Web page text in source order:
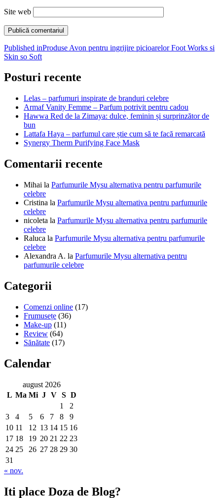
Site web
Navigare
în
articole
Published inProduse Avon pentru ingrijire picioarelor Foot Works si
Skin so Soft
Posturi recente
Lelas – parfumuri inspirate de branduri celebre
Armaf Vanity Femme – Parfum potrivit pentru cadou
Hawwa Red de la Zimaya: dulce, feminin și surprinzător de
bun
Lattafa Haya – parfumul care știe cum să te facă remarcată
Synergy Therm Purifying Face Mask
Comentarii recente
Mihai la Parfumurile Mysu alternativa pentru parfumurile
celebre
Cristina la Parfumurile Mysu alternativa pentru parfumurile
celebre
nicoleta la Parfumurile Mysu alternativa pentru parfumurile
celebre
Raluca la Parfumurile Mysu alternativa pentru parfumurile
celebre
Alexandra A. la Parfumurile Mysu alternativa pentru
parfumurile celebre
Categorii
Comenzi online (17)
Frumusețe (36)
Make-up (11)
Review (64)
Sănătate (17)
Calendar
august 2026
L Ma Mi J V S D
1
2
3
4 5 6 7 8
9
10 11 12 13 14 15 16
17 18 19 20 21 22 23
24 25 26 27 28 29 30
31
« nov.
Iti place Doza de Blog?